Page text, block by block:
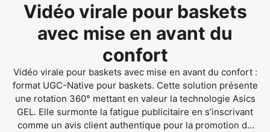
Vidéo virale pour baskets
avec mise en avant du
confort
Vidéo virale pour baskets avec mise en avant du confort :
format UGC-Native pour baskets. Cette solution présente
une rotation 360° mettant en valeur la technologie Asics
GEL. Elle surmonte la fatigue publicitaire en s’inscrivant
comme un avis client authentique pour la promotion de